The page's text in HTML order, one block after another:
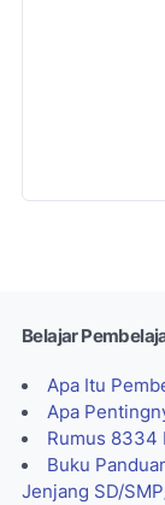
Belajar
Apa Itu
Apa
Rumus 8334
Buku
Jenjang SD/